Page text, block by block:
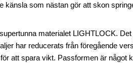
känsla som nästan gör att skon
materialet LIGHTLOCK.
har reducerats från föregående
att spara vikt. Passformen är något